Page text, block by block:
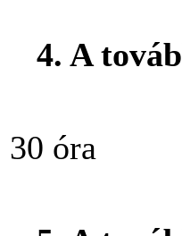
4. A
30 óra